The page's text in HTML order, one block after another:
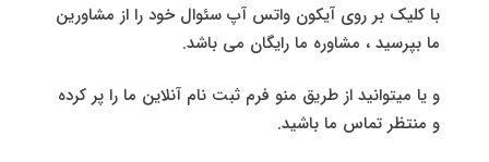
با کلیک بر روی آیکون واتس آپ سئوال خود را از مشاورین
ما بپرسید ، مشاوره ما رایگان می باشد.
و یا میتوانید از طریق منو فرم ثبت نام آنلاین ما را پر کرده
و منتظر تماس ما باشید.